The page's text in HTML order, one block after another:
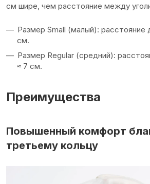
см шире, чем расстояние между
Размер Small (малый): расстояние
см.
Размер Regular (средний):
≈ 7 см.
Преимущества
Повышенный комфорт
третьему кольцу